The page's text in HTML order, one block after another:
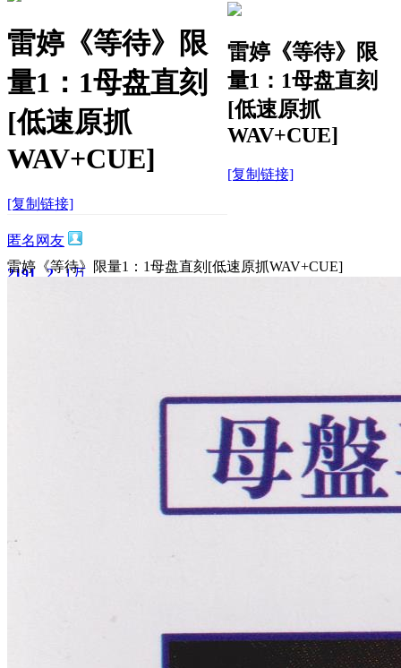
雷婷《等待》限
量1：1母盘直刻
[低速原抓
WAV+CUE]
[复制链接]
雷婷《等待》限
量1：1母盘直刻
[低速原抓
WAV+CUE]
[复制链接]
匿名网友
2191 2 1万
雷婷《等待》限量1：1母盘直刻[低速原抓WAV+CUE]